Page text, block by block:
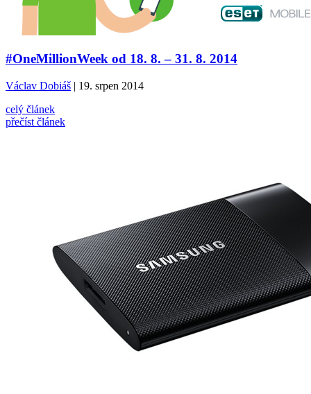
#OneMillionWeek od 18. 8. – 31. 8. 2014
Václav Dobiáš | 19. srpen 2014
celý článek
přečíst článek